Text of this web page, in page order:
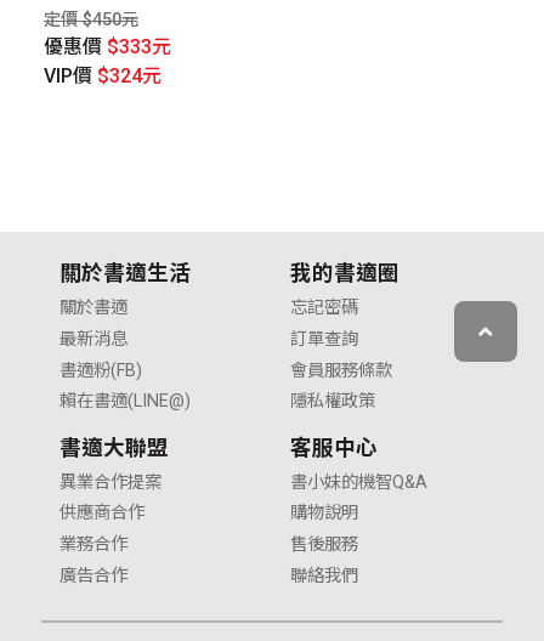
定價 $450元
優惠價 $333元
VIP價 $324元
關於書適生活
關於書適
最新消息
書適粉(FB)
賴在書適(LINE@)
我的書適圈
忘記密碼
訂單查詢
會員服務條款
隱私權政策
書適大聯盟
異業合作提案
供應商合作
業務合作
廣告合作
客服中心
書小妹的機智Q&A
購物說明
售後服務
聯絡我們